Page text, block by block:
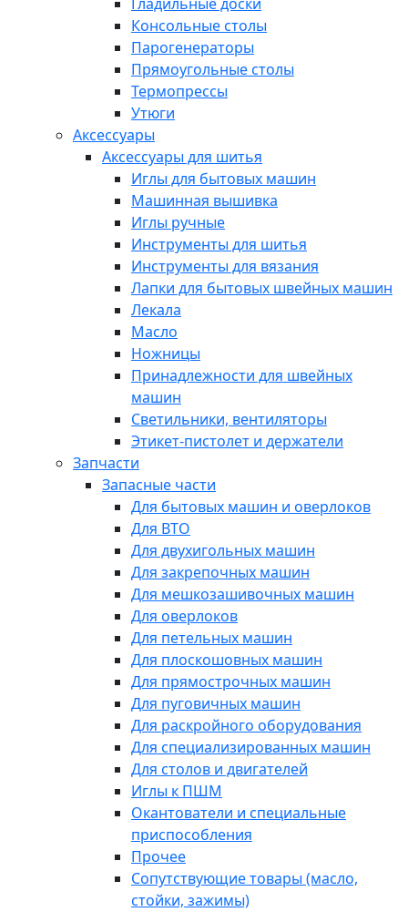
Гладильные доски
Консольные столы
Парогенераторы
Прямоугольные столы
Термопрессы
Утюги
Аксессуары
Аксессуары для шитья
Иглы для бытовых машин
Машинная вышивка
Иглы ручные
Инструменты для шитья
Инструменты для вязания
Лапки для бытовых швейных машин
Лекала
Масло
Ножницы
Принадлежности для швейных
машин
Светильники, вентиляторы
Этикет-пистолет и держатели
Запчасти
Запасные части
Для бытовых машин и оверлоков
Для ВТО
Для двухигольных машин
Для закрепочных машин
Для мешкозашивочных машин
Для оверлоков
Для петельных машин
Для плоскошовных машин
Для прямострочных машин
Для пуговичных машин
Для раскройного оборудования
Для специализированных машин
Для столов и двигателей
Иглы к ПШМ
Окантователи и специальные
приспособления
Прочее
Сопутствующие товары (масло,
стойки, зажимы)